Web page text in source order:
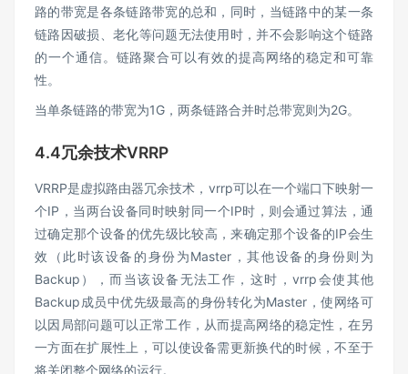
路的带宽是各条链路带宽的总和，同时，当链路中的某一条
链路因破损、老化等问题无法使用时，并不会影响这个链路
的一个通信。链路聚合可以有效的提高网络的稳定和可靠
性。
当单条链路的带宽为1G，两条链路合并时总带宽则为2G。
4.4冗余技术VRRP
VRRP是虚拟路由器冗余技术，vrrp可以在一个端口下映射一
个IP，当两台设备同时映射同一个IP时，则会通过算法，通
过确定那个设备的优先级比较高，来确定那个设备的IP会生
效（此时该设备的身份为Master，其他设备的身份则为
Backup），而当该设备无法工作，这时，vrrp会使其他
Backup成员中优先级最高的身份转化为Master，使网络可
以因局部问题可以正常工作，从而提高网络的稳定性，在另
一方面在扩展性上，可以使设备需更新换代的时候，不至于
将关闭整个网络的运行。